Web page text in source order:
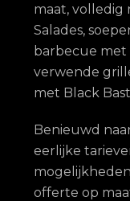
maat, volledig
Salades,
barbecue met
verwende
met Black
Benieuwd
eerlijke
offerte op